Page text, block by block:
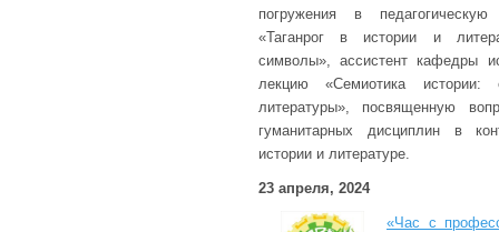
погружения в
«Таганрог в истории и
символы», ассистент кафедры
лекцию «Семиотика
литературы», посвященную
гуманитарных дисциплин в
истории и литературе.
23 апреля, 2024
«Час с